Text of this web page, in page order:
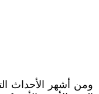
ومن أشهر الأحداث